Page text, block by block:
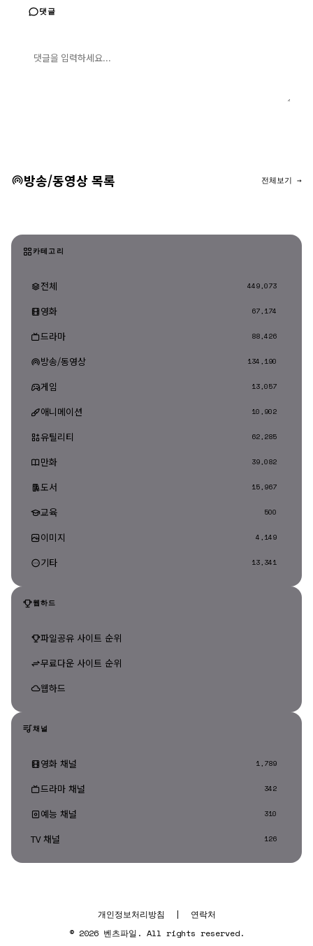
댓글
방송/동영상 목록 전체보기 →
카테고리
전체 449,073
영화 67,174
드라마 88,426
방송/동영상 134,190
게임 13,057
애니메이션 10,902
유틸리티 62,285
만화 39,082
도서 15,967
교육 500
이미지 4,149
기타 13,341
웹하드
파일공유 사이트 순위
무료다운 사이트 순위
웹하드
채널
영화 채널 1,789
드라마 채널 342
예능 채널 310
TV 채널 126
개인정보처리방침 |
연락처
© 2026 벤츠파일. All rights reserved.